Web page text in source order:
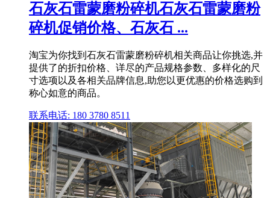
石灰石雷蒙磨粉碎机石灰石雷蒙磨粉
碎机促销价格、石灰石 ...
淘宝为你找到石灰石雷蒙磨粉碎机相关商品让你挑选,并
提供了的折扣价格、详尽的产品规格参数、多样化的尺
寸选项以及各相关品牌信息,助您以更优惠的价格选购到
称心如意的商品。
联系电话: 180 3780 8511